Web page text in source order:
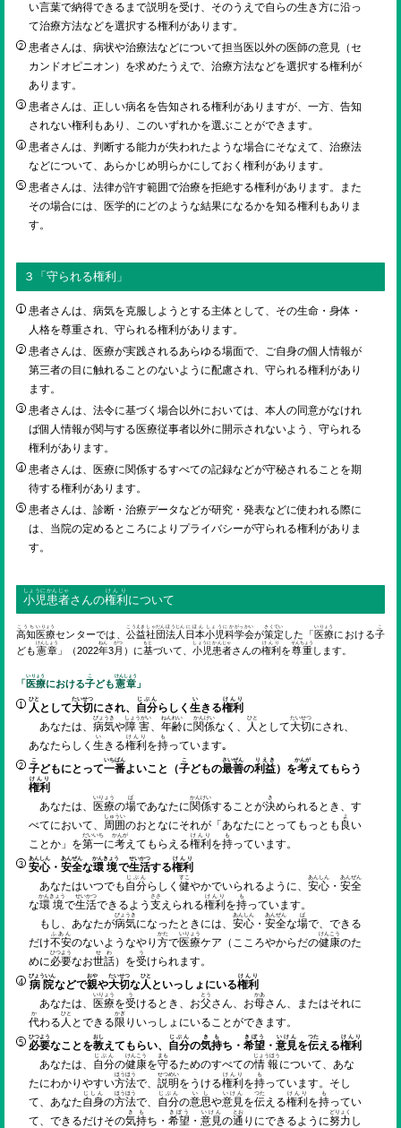
い言葉で納得できるまで説明を受け、そのうえで自らの生き方に沿っ
て治療方法などを選択する権利があります。
患者さんは、病状や治療法などについて担当医以外の医師の意見（セ
カンドオピニオン）を求めたうえで、治療方法などを選択する権利が
あります。
患者さんは、正しい病名を告知される権利がありますが、一方、告知
されない権利もあり、このいずれかを選ぶことができます。
患者さんは、判断する能力が失われたような場合にそなえて、治療法
などについて、あらかじめ明らかにしておく権利があります。
患者さんは、法律が許す範囲で治療を拒絶する権利があります。また
その場合には、医学的にどのような結果になるかを知る権利もありま
す。
３「守られる権利」
患者さんは、病気を克服しようとする主体として、その生命・身体・
人格を尊重され、守られる権利があります。
患者さんは、医療が実践されるあらゆる場面で、ご自身の個人情報が
第三者の目に触れることのないように配慮され、守られる権利があり
ます。
患者さんは、法令に基づく場合以外においては、本人の同意がなけれ
ば個人情報が関与する医療従事者以外に開示されないよう、守られる
権利があります。
患者さんは、医療に関係するすべての記録などが守秘されることを期
待する権利があります。
患者さんは、診断・治療データなどが研究・発表などに使われる際に
は、当院の定めるところによりプライバシーが守られる権利がありま
す。
小児
しょうに
患者
かんじゃ
さんの権利
けんり
について
高知
こうち
医療
いりょう
センターでは、 公益
こうえき
社団
しゃだん
法人
ほうじん
日本
にほん
小児科
しょうにか
学
がっ
会
かい
が策定
さくてい
した「 医療
いりょう
における子
こ
ども憲章
けんしょう
」（2022年
ねん
3月
がつ
）に基
もと
づいて、 小児
しょうに
患者
かんじゃ
さんの権利
けんり
を尊重
そんちょう
します。
「医療
いりょう
における子
こ
ども憲章
けんしょう
」
人
ひと
として大切
たいせつ
にされ、 自分
じぶん
らしく 生
い
きる権利
けんり
あなたは、 病気
びょうき
や障害
しょうがい
年齢
ねんれい
に関係
かんけい
なく、 人
ひと
として大切
たいせつ
にされ、
あなたらしく 生
い
きる権利
けんり
を持
も
っています｡
子
こ
どもにとって一番
いちばん
よいこと（子
こ
どもの最善
さいぜん
の利益
りえき
）を考
かんが
えてもらう
権利
けんり
あなたは、 医療
いりょう
の場
ば
であなたに関係
かんけい
することが決
き
められるとき、す
べてにおいて、
周囲
しゅうい
のおとなにそれが「あなたにとってもっとも 良
よ
い
ことか」を第一
だいいち
に考
かんが
えてもらえる権利
けんり
を持
も
っています。
安心
あんしん
・ 安全
あんぜん
な環境
かんきょう
で生活
せいかつ
する権利
けんり
あなたはいつでも 自分
じぶん
らしく 健
すこ
やかでいられるように、 安心
あんしん
・ 安全
あんぜん
な環境
かんきょう
で生活
せいかつ
できるよう 支
ささ
えられる権利
けんり
を持
も
っています。
もし、あなたが病気
びょうき
になったときには、 安心
あんしん
・ 安全
あんぜん
な場
ば
で、できる
だけ不安
ふあん
のないようなやり 方
かた
で医療
いりょう
ケア（こころやからだの健康
けんこう
のた
めに必要
ひつよう
なお世話
せわ
）を受
う
けられます。
病院
びょういん
などで親
おや
や大切
たいせつ
な人
ひと
といっしょにいる権利
けんり
あなたは、 医療
いりょう
を受
う
けるとき、お父
とう
さん、お母
かあ
さん、またはそれに
代
か
わる 人
ひと
とできる限
かぎ
りいっしょにいることができます。
必要
ひつよう
なことを教
おし
えてもらい、 自分
じぶん
の気持
きも
ち・ 希望
きぼう
・ 意見
いけん
を伝
つた
える権利
けんり
あなたは、 自分
じぶん
の健康
けんこう
を守
まも
るためのすべての情報
じょうほう
について、あな
たにわかりやすい方法
ほうほう
で、 説明
せつめい
をうける権利
けんり
を持
も
っています。そし
て、あなた自身
じしん
の方法
ほうほう
で、 自分
じぶん
の意思
いし
や意見
いけん
を伝
つた
える権利
けんり
を持
も
ってい
て、できるだけその気持
きも
ち・ 希望
きぼう
・ 意見
いけん
の通
とお
りにできるように努力
どりょく
し